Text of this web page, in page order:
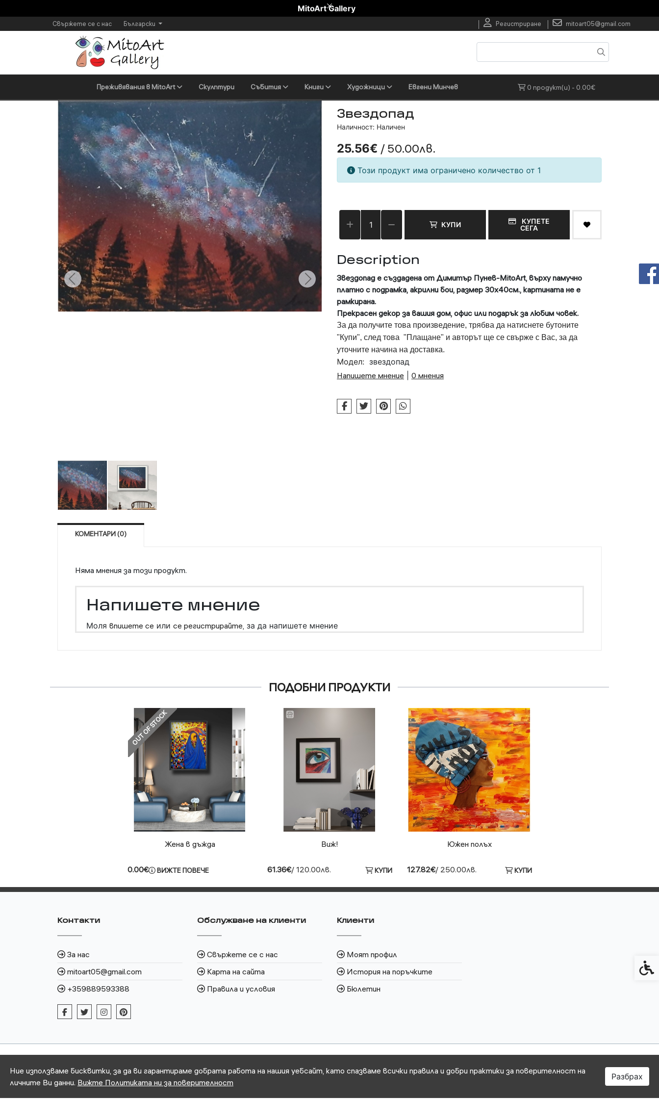
MitoArt Gallery
Регистриране mitoart05@gmail.com
Свържете се с нас Български
Преживявания в MitoArt Скулптури Събития Книги Художници Евгени Минчев 0 продукт(и) - 0.00€
Звездопад
Наличност: Наличен
25.56€ / 50.00лв.
Този продукт има ограничено количество от 1
КУПИ
КУПЕТЕ
СЕГА
Description
Звездопад е създадена от Димитър Пунев-MitoArt, върху памучно
платно с подрамка, акрилни бои, размер 30х40см., картината не е
рамкирана.
Прекрасен декор за вашия дом, офис или подарък за любим човек.
За да получите това произведение, трябва да натиснете бутоните
"Купи", след това "Плащане" и авторът ще се свърже с Вас, за да
уточните начина на доставка.
Модел: звездопад
Напишете мнение
0 мнения
КОМЕНТАРИ (0)
Няма мнения за този продукт.
Напишете мнение
Моля впишете се или се регистрирайте, за да напишете мнение
ПОДОБНИ ПРОДУКТИ
OUT OF STOCK
Жена в дъжда
ВИЖТЕ ПОВЕЧЕ
0.00€
Виж!
61.36€/ 120.00лв. КУПИ
Южен полъх
127.82€/ 250.00лв. КУПИ
Ние използваме бисквитки, за да ви гарантираме добрата работа на нашия уебсайт, като спазваме всички правила и добри практики за поверителност на
личните Ви данни. Вижте Политиката ни за поверителност
Разбрах
Контакти
За нас
mitoart05@gmail.com
+359889593388
Обслужване на клиенти
Свържете се с нас
Карта на сайта
Правила и условия
Клиенти
Моят профил
История на поръчките
Бюлетин